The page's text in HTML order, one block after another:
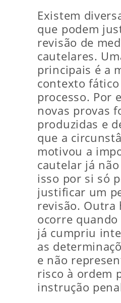
Existem
que podem
revisão de
cautelares.
principais é a
contexto
processo. Por
novas provas
produzidas e
que a
motivou a
cautelar já
isso por si só
justificar um
revisão. Outra
ocorre quando
já cumpriu
as
e não
risco à ordem
instrução